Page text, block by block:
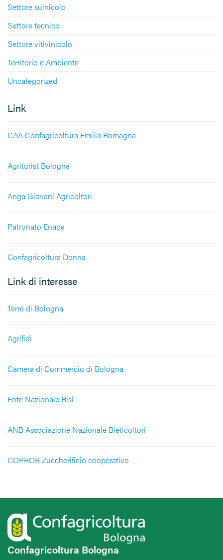
Settore suinicolo
Settore tecnico
Settore vitivinicolo
Territorio e Ambiente
Uncategorized
Link
CAA Confagricoltura Emilia Romagna
Agriturist Bologna
Anga Giovani Agricoltori
Patronato Enapa
Confagricoltura Donna
Link di interesse
Terre di Bologna
Agrifidi
Camera di Commercio di Bologna
Ente Nazionale Risi
ANB Associazione Nazionale Bieticoltori
COPROB Zuccherificio cooperativo
Confagricoltura Bologna